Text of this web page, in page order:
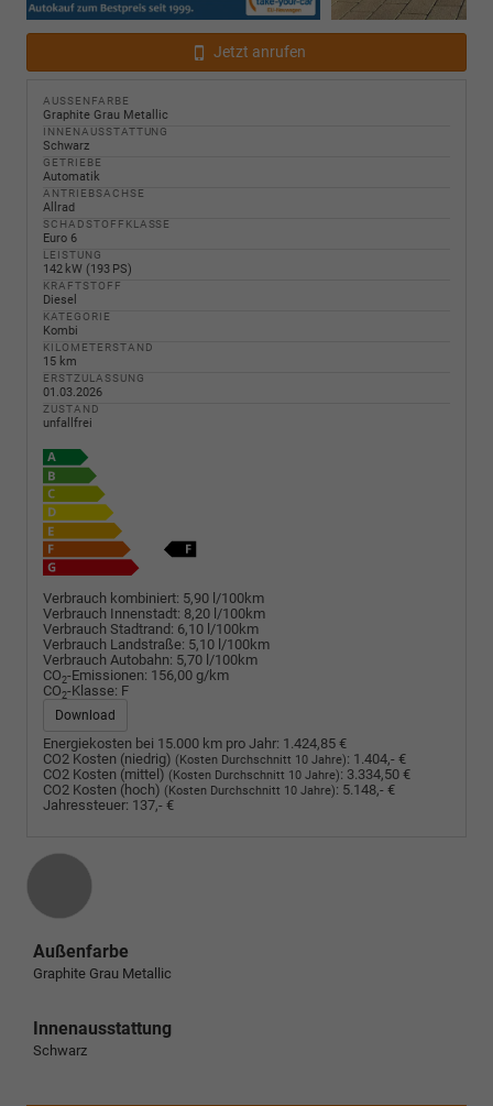
Jetzt anrufen
AUSSENFARBE
Graphite Grau Metallic
INNENAUSSTATTUNG
Schwarz
GETRIEBE
Automatik
ANTRIEBSACHSE
Allrad
SCHADSTOFFKLASSE
Euro 6
LEISTUNG
142 kW (193 PS)
KRAFTSTOFF
Diesel
KATEGORIE
Kombi
KILOMETERSTAND
15 km
ERSTZULASSUNG
01.03.2026
ZUSTAND
unfallfrei
Verbrauch kombiniert: 5,90 l/100km
Verbrauch Innenstadt: 8,20 l/100km
Verbrauch Stadtrand: 6,10 l/100km
Verbrauch Landstraße: 5,10 l/100km
Verbrauch Autobahn: 5,70 l/100km
CO2-Emissionen: 156,00 g/km
CO2-Klasse: F
Download
Energiekosten bei 15.000 km pro Jahr: 1.424,85 €
CO2 Kosten (niedrig) (Kosten Durchschnitt 10 Jahre): 1.404,- €
CO2 Kosten (mittel) (Kosten Durchschnitt 10 Jahre): 3.334,50 €
CO2 Kosten (hoch) (Kosten Durchschnitt 10 Jahre): 5.148,- €
Jahressteuer: 137,- €
Außenfarbe
Graphite Grau Metallic
Innenausstattung
Schwarz